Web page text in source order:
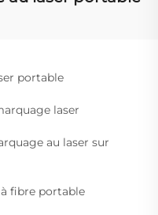
portable
laser
au laser sur
fibre portable